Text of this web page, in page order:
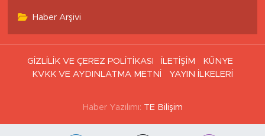
Haber Arşivi
GİZLİLİK VE ÇEREZ POLİTİKASI İLETİŞİM
KÜNYE
KVKK VE AYDINLATMA METNİ
YAYIN İLKELERİ
Haber Yazılımı: TE Bilişim